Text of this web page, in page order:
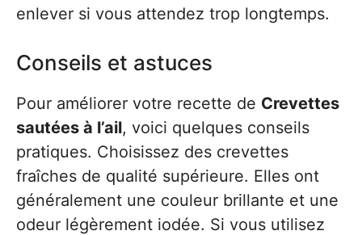
enlever si vous attendez trop longtemps.
Conseils et astuces
Pour améliorer votre recette de Crevettes
sautées à l’ail, voici quelques conseils
pratiques. Choisissez des crevettes
fraîches de qualité supérieure. Elles ont
généralement une couleur brillante et une
odeur légèrement iodée. Si vous utilisez